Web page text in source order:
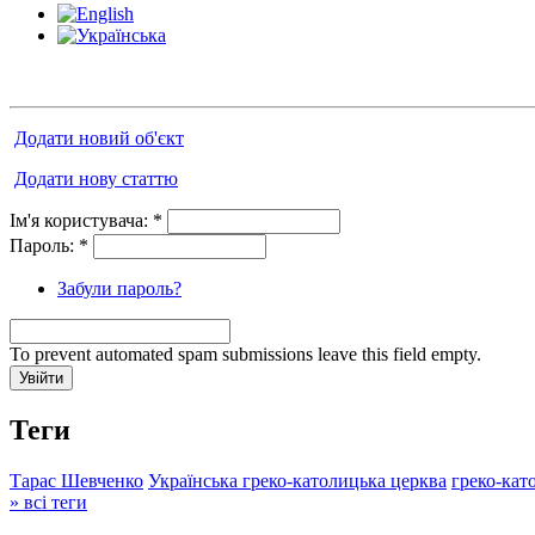
Додати новий об'єкт
Додати нову статтю
Ім'я користувача: *
Пароль: *
Забули пароль?
To prevent automated spam submissions leave this field empty.
Теги
Тарас Шевченко Українська греко-католицька церква греко-
» всі теги